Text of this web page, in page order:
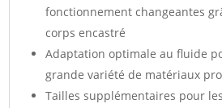
fonctionnement changeantes
corps encastré
Adaptation optimale au fluide
grande variété de matériaux
Tailles supplémentaires pour